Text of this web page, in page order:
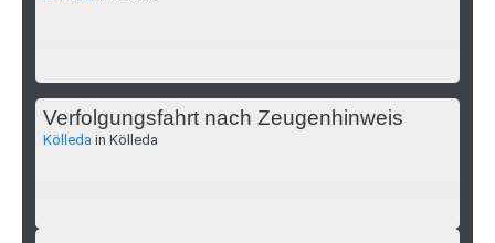
Verfolgungsfahrt nach Zeugenhinweis
Kölleda in Kölleda